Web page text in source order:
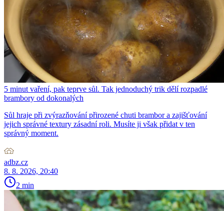
5 minut vaření, pak teprve sůl. Tak jednoduchý trik dělí rozpadlé
brambory od dokonalých
Sůl hraje při zvýrazňování přirozené chuti brambor a zajišťování
jejich správné textury zásadní roli. Musíte ji však přidat v ten
správný moment.
adbz.cz
8. 8. 2026, 20:40
2 min